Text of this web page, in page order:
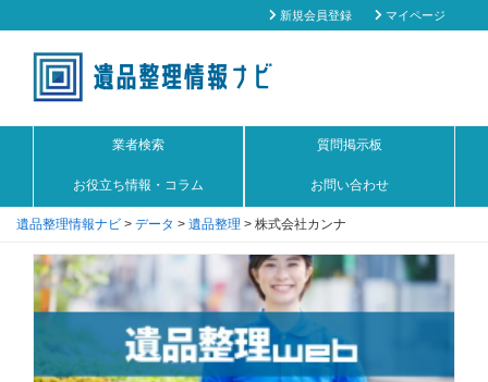
新規会員登録 マイページ
業者検索 質問掲示板
お役立ち情報・コラム お問い合わせ
遺品整理情報ナビ > データ > 遺品整理 > 株式会社カンナ